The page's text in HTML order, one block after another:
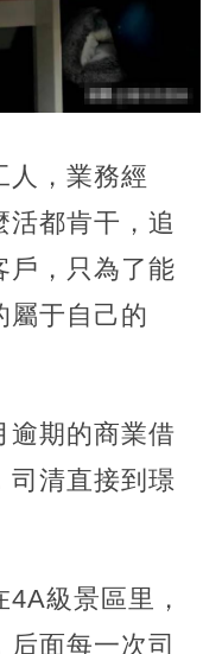
人，業務經
都肯干，追
戶，只為了能
屬于自己的
逾期的商業借
司清直接到璟
級景區里，
面每一次司